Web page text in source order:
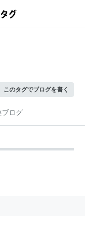
このタグでブログを書く
ブログ